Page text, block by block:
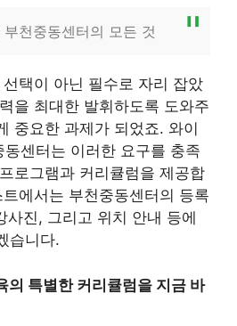
천중동센터의 모든 것
택이 아닌 필수로 자리 잡았
을 최대한 발휘하도록 도와주
중요한 과제가 되었죠. 와이
센터는 이러한 요구를 충족
로그램과 커리큘럼을 제공합
에서는 부천중동센터의 등록
사진, 그리고 위치 안내 등에
습니다.
의 특별한 커리큘럼을 지금 바